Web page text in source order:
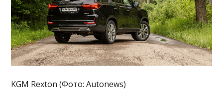
KGM Rexton (Фото: Autonews)